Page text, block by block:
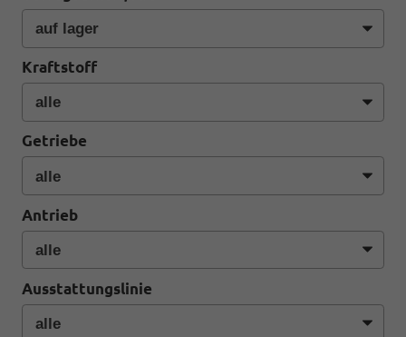
Kraftstoff
Getriebe
Antrieb
Ausstattungslinie